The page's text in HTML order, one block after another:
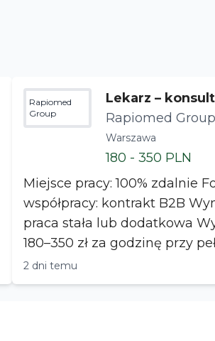
Rapiomed
Group
Lekarz –
zne
Rapiomed Group
Warszawa
180 - 350 PLN
Miejsce pracy: 100% zdalnie Forma
współpracy: kontrakt B2B Wymiar współpracy:
praca stała lub dodatkowa Wynagrodzenie:
180–350 zł za godzinę przy
grafiku ...
2 dni temu